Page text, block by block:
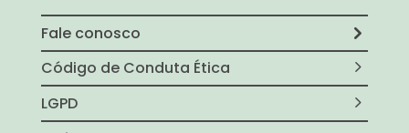
Fale conosco
Código de Conduta Ética
LGPD